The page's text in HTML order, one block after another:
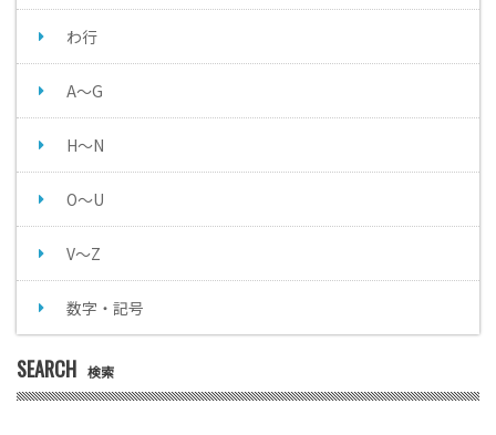
わ行
A～G
H～N
O～U
V～Z
数字・記号
SEARCH 検索